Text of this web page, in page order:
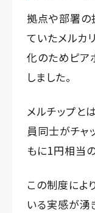
拠点や部署の
ていたメルカ
化のためピア
しました。
メルチップと
員同士がチャ
もに1円相当
この制度によ
いる実感が湧